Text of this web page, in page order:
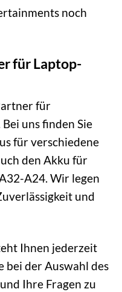
noch
für Laptop-
für
uns finden Sie
für verschiedene
den Akku für
A24. Wir legen
und
Ihnen jederzeit
bei der Auswahl des
Ihre Fragen zu